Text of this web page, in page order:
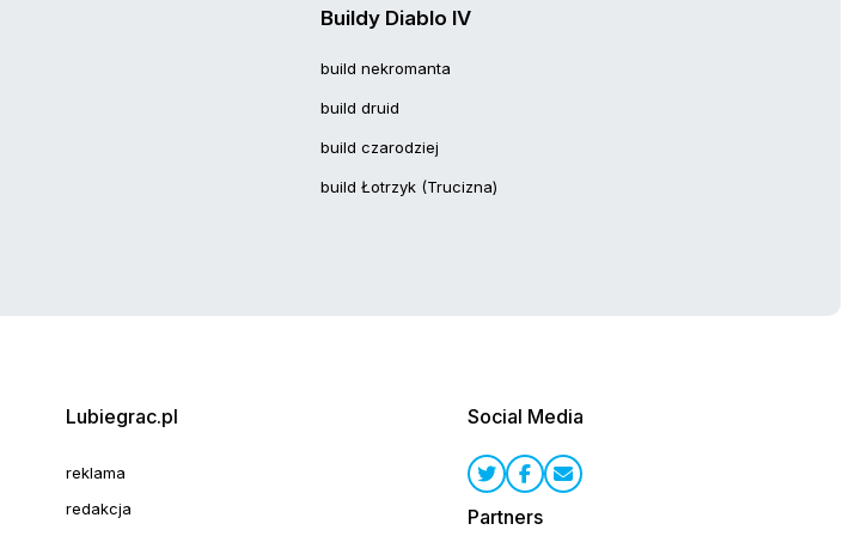
Buildy Diablo IV
build nekromanta
build druid
build czarodziej
build Łotrzyk (Trucizna)
Lubiegrac.pl
reklama
redakcja
Social Media
Partners